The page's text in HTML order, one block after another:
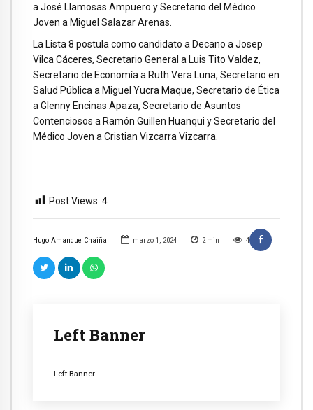
Hugo Amanque Chaiña marzo 1, 2024 2 min 4
Left Banner
Left Banner
a José Llamosas Ampuero y Secretario del Médico
Joven a Miguel Salazar Arenas.
La Lista 8 postula como candidato a Decano a Josep
Vilca Cáceres, Secretario General a Luis Tito Valdez,
Secretario de Economía a Ruth Vera Luna, Secretario en
Salud Pública a Miguel Yucra Maque, Secretario de Ética
a Glenny Encinas Apaza, Secretario de Asuntos
Contenciosos a Ramón Guillen Huanqui y Secretario del
Médico Joven a Cristian Vizcarra Vizcarra.
Post Views: 4